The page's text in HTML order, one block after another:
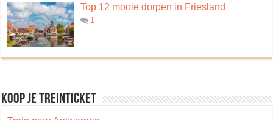
Top 12 mooie dorpen in Friesland
1
Koop je treinticket